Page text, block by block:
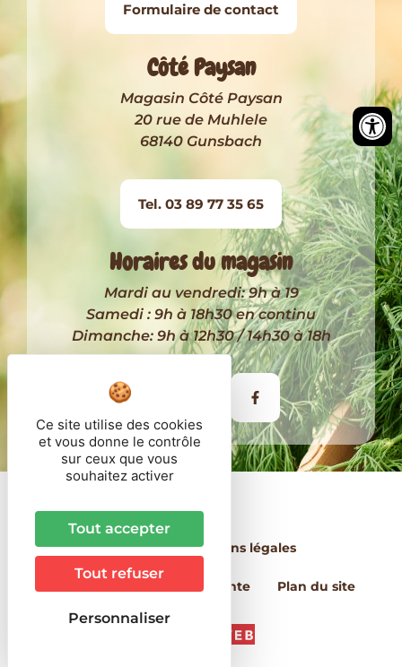
Formulaire de contact
Côté Paysan
Magasin Côté Paysan
20 rue de Muhlele
68140 Gunsbach
Tel. 03 89 77 35 65
Horaires du magasin
Mardi au vendredi: 9h à 19
Samedi : 9h à 18h30 en continu
Dimanche: 9h à 12h30 / 14h30 à 18h
Contact Mentions légales
Conditions Générales de Vente Plan du site
Ce site utilise des cookies
et vous donne le contrôle
sur ceux que vous
souhaitez activer
Tout accepter
Tout refuser
Personnaliser